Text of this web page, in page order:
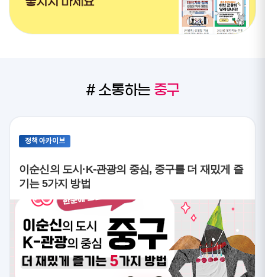
# 소통하는 중구
정책 아카이브
이순신의 도시·K-관광의 중심, 중구를 더 재밌게 즐
기는 5가지 방법